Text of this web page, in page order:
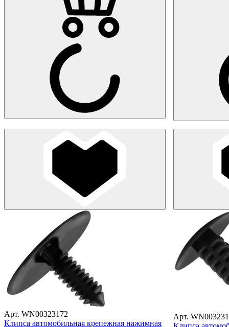
Арт. WN00323172
Клипса автомобильная крепежная нажимная
Арт.